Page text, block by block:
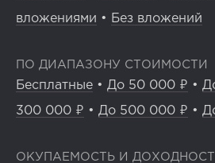
вложениями • Без вложений
ПО ДИАПАЗОНУ СТОИМОСТИ
Бесплатные • До 50 000 ₽ •
300 000 ₽ • До 500 000 ₽ •
ОКУПАЕМОСТЬ И